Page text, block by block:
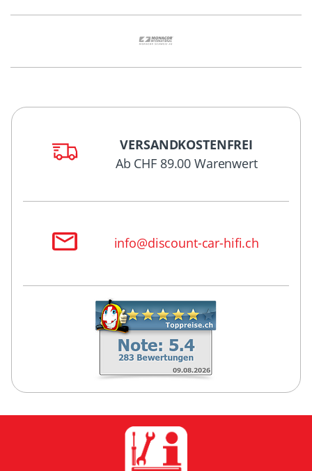
VERSANDKOSTENFREI
Ab CHF 89.00 Warenwert
info@discount-car-hifi.ch